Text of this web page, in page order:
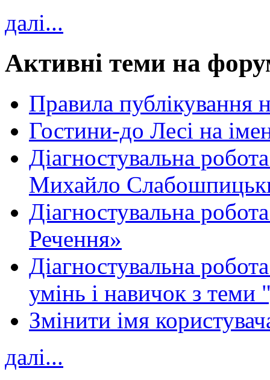
далі...
Активні теми на
Правила публікування
Гостини-до Лесі на
Діагностувальна
Михайло
Діагностувальна
Речення»
Діагностувальна
умінь і навичок з теми
Змінити імя
далі...